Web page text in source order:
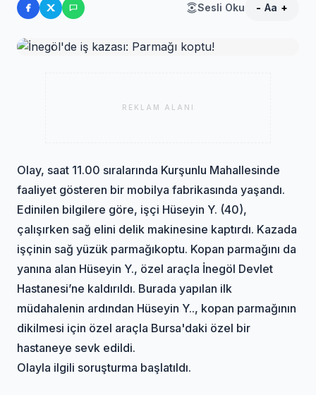
Sesli Oku - Aa +
REKLAM ALANI
Olay, saat 11.00 sıralarında Kurşunlu Mahallesinde
faaliyet gösteren bir mobilya fabrikasında yaşandı.
Edinilen bilgilere göre, işçi Hüseyin Y. (40),
çalışırken sağ elini delik makinesine kaptırdı. Kazada
işçinin sağ yüzük parmağıkoptu. Kopan parmağını da
yanına alan Hüseyin Y., özel araçla İnegöl Devlet
Hastanesi’ne kaldırıldı. Burada yapılan ilk
müdahalenin ardından Hüseyin Y.., kopan parmağının
dikilmesi için özel araçla Bursa'daki özel bir
hastaneye sevk edildi.
Olayla ilgili soruşturma başlatıldı.